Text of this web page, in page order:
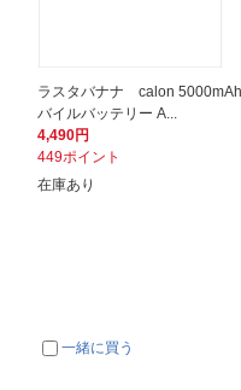
ラスタバナナ calon
バイルバッテリー A...
4,490円
449ポイント
在庫あり
一緒に買う